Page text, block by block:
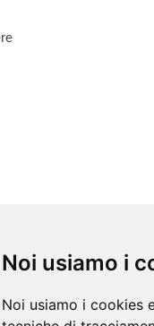
Noi usiamo i
Noi usiamo i cookies
aziendali